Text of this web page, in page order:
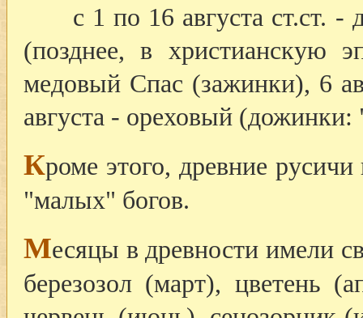
с 1 по 16 августа ст.ст. -
(позднее, в христианскую
медовый Спас (зажинки), 6
августа - ореховый
Кроме этого, древние
"малых" богов.
Месяцы в древности имели
березозол (март), цветень